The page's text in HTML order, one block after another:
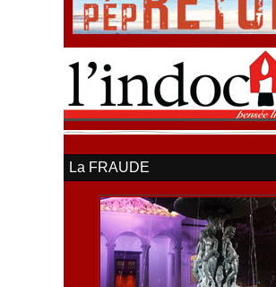
La FRAUDE